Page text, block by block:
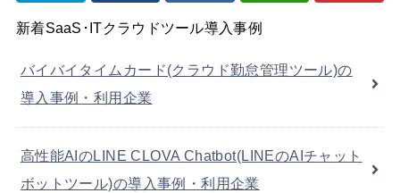
新着SaaS･ITクラウドツール導入事例
バイバイタイムカード(クラウド勤怠管理ツール)の
導入事例・利用企業
高性能AIのLINE CLOVA Chatbot(LINEのAIチャット
ボットツール)の導入事例・利用企業